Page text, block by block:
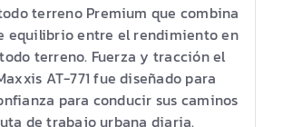
terreno Premium que combina
equilibrio entre el rendimiento en
terreno. Fuerza y tracción el
AT-771 fue diseñado para
para conducir sus caminos
de trabajo urbana diaria.